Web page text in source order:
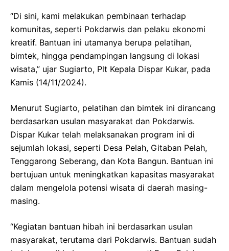
“Di sini, kami melakukan pembinaan terhadap
komunitas, seperti Pokdarwis dan pelaku ekonomi
kreatif. Bantuan ini utamanya berupa pelatihan,
bimtek, hingga pendampingan langsung di lokasi
wisata,” ujar Sugiarto, Plt Kepala Dispar Kukar, pada
Kamis (14/11/2024).
Menurut Sugiarto, pelatihan dan bimtek ini dirancang
berdasarkan usulan masyarakat dan Pokdarwis.
Dispar Kukar telah melaksanakan program ini di
sejumlah lokasi, seperti Desa Pelah, Gitaban Pelah,
Tenggarong Seberang, dan Kota Bangun. Bantuan ini
bertujuan untuk meningkatkan kapasitas masyarakat
dalam mengelola potensi wisata di daerah masing-
masing.
“Kegiatan bantuan hibah ini berdasarkan usulan
masyarakat, terutama dari Pokdarwis. Bantuan sudah